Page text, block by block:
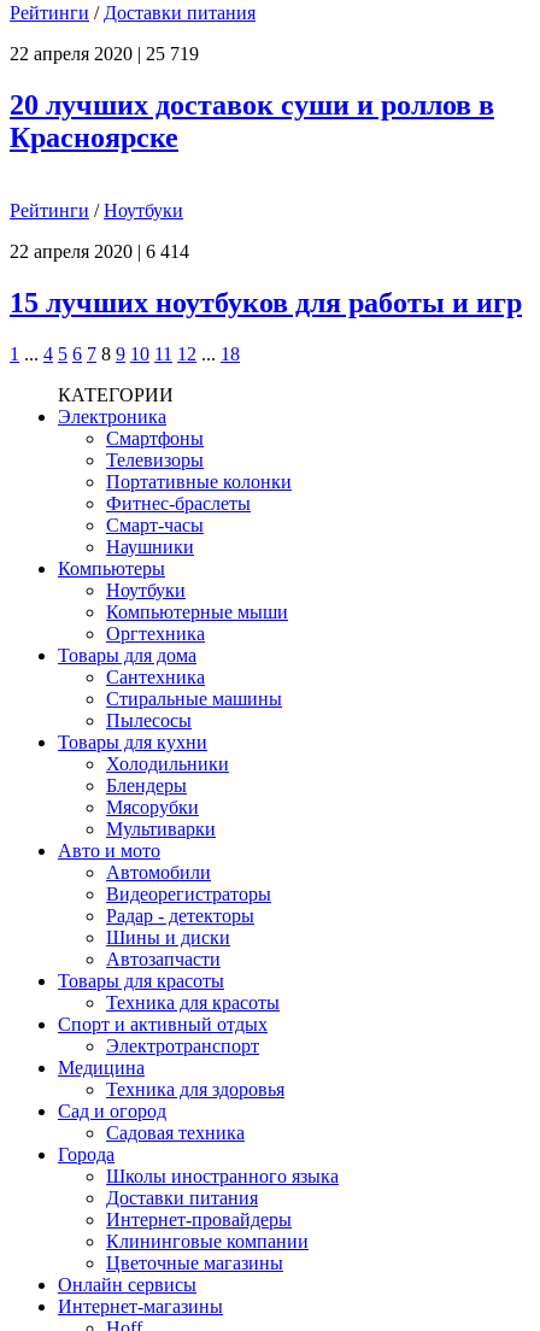
Рейтинги / Доставки питания
22 апреля 2020 | 25 719
20 лучших доставок суши и роллов в
Красноярске
Рейтинги /Ноутбуки
22 апреля 2020 | 6 414
15 лучших ноутбуков для работы и игр
1 ... 4 5 6 7 8 9 10 11 12 ... 18
КАТЕГОРИИ
Электроника
Смартфоны
Телевизоры
Портативные колонки
Фитнес-браслеты
Смарт-часы
Наушники
Компьютеры
Ноутбуки
Компьютерные мыши
Оргтехника
Товары для дома
Сантехника
Стиральные машины
Пылесосы
Товары для кухни
Холодильники
Блендеры
Мясорубки
Мультиварки
Авто и мото
Автомобили
Видеорегистраторы
Радар - детекторы
Шины и диски
Автозапчасти
Товары для красоты
Техника для красоты
Спорт и активный отдых
Электротранспорт
Медицина
Техника для здоровья
Сад и огород
Садовая техника
Города
Школы иностранного языка
Доставки питания
Интернет-провайдеры
Клининговые компании
Цветочные магазины
Онлайн сервисы
Интернет-магазины